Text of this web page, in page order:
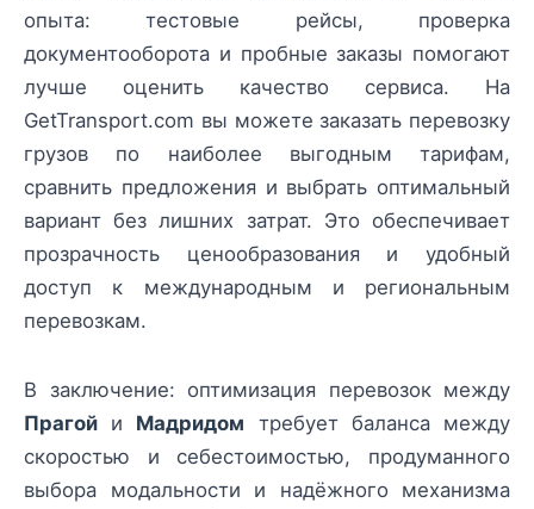
опыта: тестовые рейсы, проверка
документооборота и пробные заказы помогают
лучше оценить качество сервиса. На
GetTransport.com вы можете заказать перевозку
грузов по наиболее выгодным тарифам,
сравнить предложения и выбрать оптимальный
вариант без лишних затрат. Это обеспечивает
прозрачность ценообразования и удобный
доступ к международным и региональным
перевозкам.
В заключение: оптимизация перевозок между
Прагой и Мадридом требует баланса между
скоростью и себестоимостью, продуманного
выбора модальности и надёжного механизма